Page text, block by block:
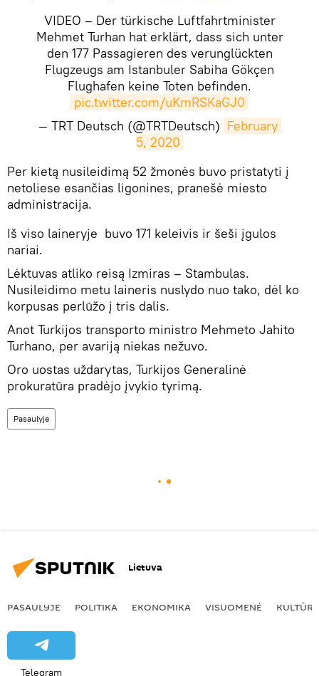
VIDEO – Der türkische Luftfahrtminister
Mehmet Turhan hat erklärt, dass sich unter
den 177 Passagieren des verunglückten
Flugzeugs am Istanbuler Sabiha Gökçen
Flughafen keine Toten befinden.
pic.twitter.com/uKmRSKaGJ0
— TRT Deutsch (@TRTDeutsch) February
5, 2020
​Per kietą nusileidimą 52 žmonės buvo pristatyti į
netoliese esančias ligonines, pranešė miesto
administracija.
Iš viso laineryje buvo 171 keleivis ir šeši įgulos
nariai.
Lėktuvas atliko reisą Izmiras – Stambulas.
Nusileidimo metu laineris nuslydo nuo tako, dėl ko
korpusas perlūžo į tris dalis.
Anot Turkijos transporto ministro Mehmeto Jahito
Turhano, per avariją niekas nežuvo.
Oro uostas uždarytas, Turkijos Generalinė
prokuratūra pradėjo įvykio tyrimą.
Pasaulyje
Lietuva
PASAULYJE POLITIKA EKONOMIKA VISUOMENĖ KULTŪRA
Telegram